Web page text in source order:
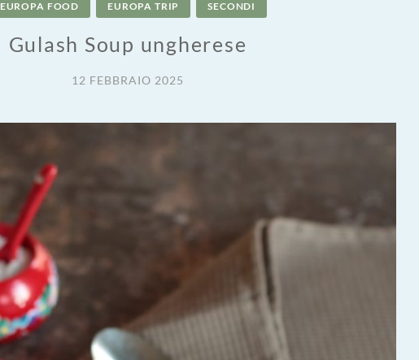
EUROPA FOOD EUROPA TRIP SECONDI
Gulash Soup ungherese
12 FEBBRAIO 2025